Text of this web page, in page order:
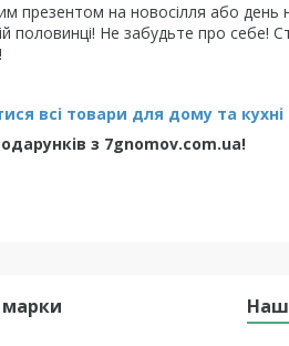
презентом на новосілля або
Не забудьте про себе!
всі товари для дому та
з 7gnomov.com.ua!
марки